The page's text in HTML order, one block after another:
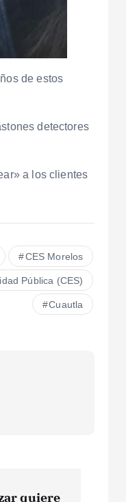
de estos
detectores
a los clientes
CES Morelos
Pública (CES)
Cuautla
quiere